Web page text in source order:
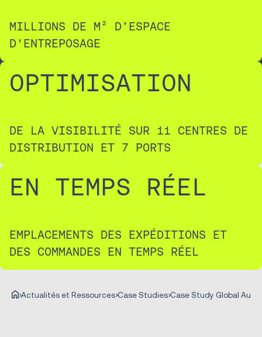
MILLIONS DE M² D’ESPACE
D'ENTREPOSAGE
OPTIMISATION
DE LA VISIBILITÉ SUR 11 CENTRES DE
DISTRIBUTION ET 7 PORTS
EN TEMPS RÉEL
EMPLACEMENTS DES EXPÉDITIONS ET
DES COMMANDES EN TEMPS RÉEL
Actualités et Ressources Case Studies